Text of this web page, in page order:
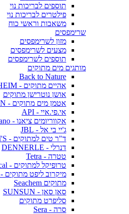
תוספים לבריכות נוי
פילטרים לבריכות נוי
משאבות וראשי כוח
שרימפסים
מזון לשרימפסים
מצעים לשרימפסים
תוספים לשרימפסים
מותגים מים מתוקים
Back to Nature
אהיים מתוקים - EHEIM
אושן נוטרישן מתוקים
אטמן מים מתוקים - ATMAN
אי.פי.איי - API
אקווריומים ציאנו - Ciano
ג'יי בי אל - JBL
ד"ר טים למתוקים - DR. TIM'S
דנרלי - DENNERLE
טטרה - Tetra
טרופיקל למתוקים - Tropical
מיקרוב ליפט מתוקים - MICROBE LIFT
מתוקים Seachem
סאן סאן - SUNSUN
סליפרט מתוקים
סרה - Sera